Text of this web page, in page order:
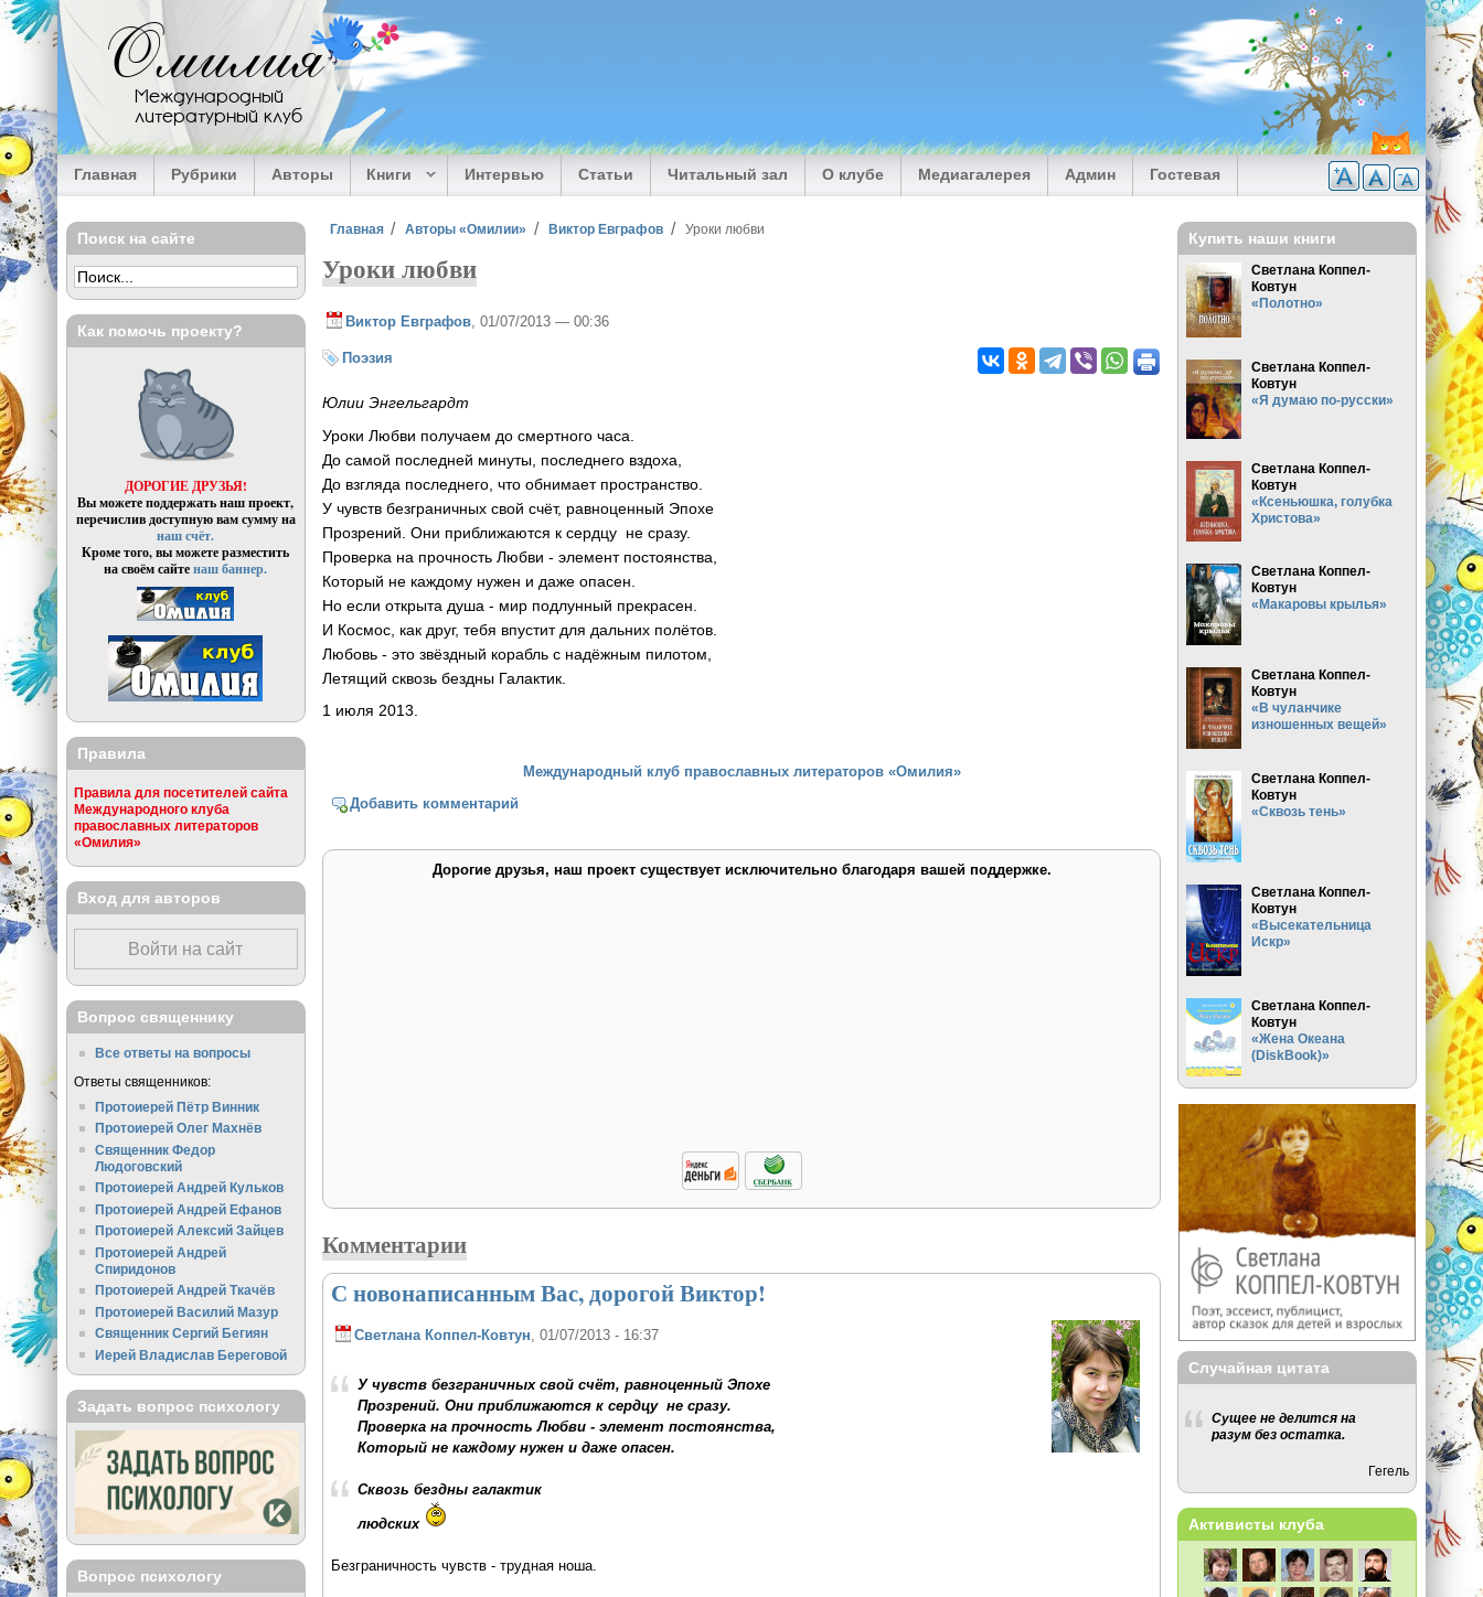
Перейти к основному содержанию
Омилия
Международный
литературный клуб
Главная Рубрики Авторы Книги Интервью Статьи Читальный зал О клубе Медиагалерея Админ Гостевая
Вы здесь
Главная Авторы «Омилии» Виктор Евграфов Уроки любви
Уроки любви
Виктор Евграфов , 01/07/2013 — 00:36
Поэзия
Юлии Энгельгардт
Уроки Любви получаем до смертного часа.
До самой последней минуты, последнего вздоха,
До взгляда последнего, что обнимает пространство.
У чувств безграничных свой счёт, равноценный Эпохе
Прозрений. Они приближаются к сердцу не сразу.
Проверка на прочность Любви - элемент постоянства,
Который не каждому нужен и даже опасен.
Но если открыта душа - мир подлунный прекрасен.
И Космос, как друг, тебя впустит для дальних полётов.
Любовь - это звёздный корабль с надёжным пилотом,
Летящий сквозь бездны Галактик.
1 июля 2013.
Международный клуб православных литераторов «Омилия»
Добавить комментарий
Дорогие друзья, наш проект существует исключительно благодаря вашей поддержке.
Комментарии
С новонаписанным Вас, дорогой Виктор!
Светлана Коппел-Ковтун, 01/07/2013 - 16:37
У чувств безграничных свой счёт, равноценный Эпохе
Прозрений. Они приближаются к сердцу не сразу.
Проверка на прочность Любви - элемент постоянства,
Который не каждому нужен и даже опасен.
Сквозь бездны галактик
людских
Безграничность чувств - трудная ноша.
Поиск на сайте
Как помочь проекту?
ДОРОГИЕ ДРУЗЬЯ!
Вы можете поддержать наш проект,
перечислив доступную вам сумму на
наш счёт.
Кроме того, вы можете разместить
на своём сайтенаш баннер.
Правила
Правила для посетителей сайта
Международного клуба
православных литераторов
«Омилия»
Вход для авторов
Войти на сайт
Вопрос священнику
Все ответы на вопросы
Ответы священников:
Протоиерей Пётр Винник
Протоиерей Олег Махнёв
Священник Федор
Людоговский
Протоиерей Андрей Кульков
Протоиерей Андрей Ефанов
Протоиерей Алексий Зайцев
Протоиерей Андрей
Спиридонов
Протоиерей Андрей Ткачёв
Протоиерей Василий Мазур
Священник Сергий Бегиян
Иерей Владислав Береговой
Задать вопрос психологу
Вопрос психологу
Купить наши книги
Светлана Коппел-
Ковтун
«Полотно»
Светлана Коппел-
Ковтун
«Я думаю по-русски»
Светлана Коппел-
Ковтун
«Ксеньюшка, голубка
Христова»
Светлана Коппел-
Ковтун
«Макаровы крылья»
Светлана Коппел-
Ковтун
«В чуланчике
изношенных вещей»
Светлана Коппел-
Ковтун
«Сквозь тень»
Светлана Коппел-
Ковтун
«Высекательница
Искр»
Светлана Коппел-
Ковтун
«Жена Океана
(DiskBook)»
Случайная цитата
Сущее не делится на
разум без остатка.
Гегель
Активисты клуба